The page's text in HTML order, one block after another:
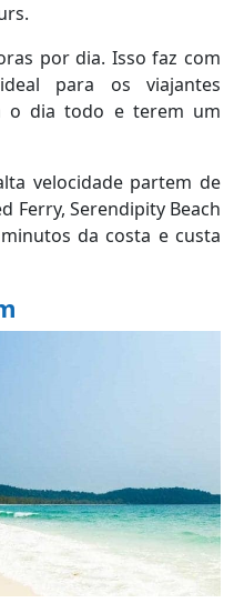
por dia. Isso faz com
para os viajantes
o dia todo e terem um
velocidade partem de
Ferry, Serendipity Beach
da costa e custa